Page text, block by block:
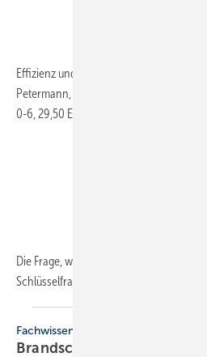
Effizienz und erneuerbare Energien im
Petermann, 2. aktualisierte Auflage, 252
0-6, 29,50 Euro.
Die Frage, wie sich die
Schlüsselfragen des 21. Jahrhunderts.
Fachwissen
Brandschutz-Praxis